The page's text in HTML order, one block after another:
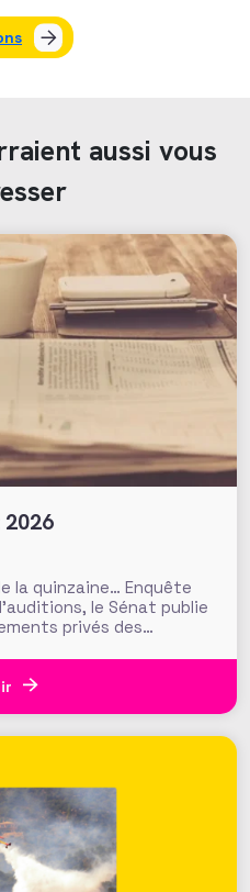
aussi vous
la quinzaine… Enquête
le Sénat publie
privés des
domaines de l’intérêt
dormants, fondations